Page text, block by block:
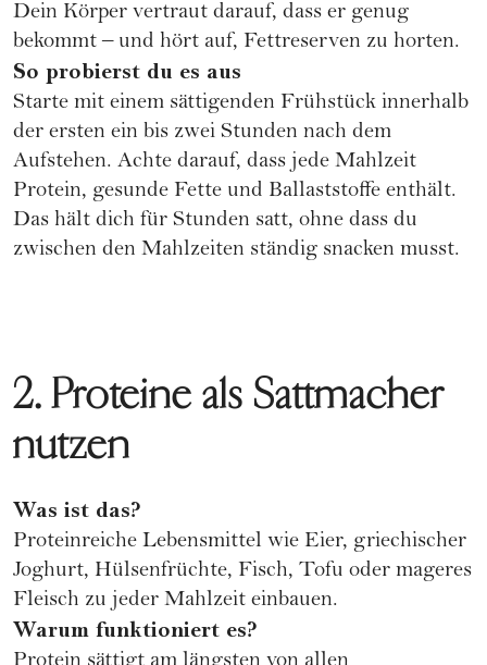
Dein Körper vertraut darauf, dass er genug
bekommt – und hört auf, Fettreserven zu horten.
So probierst du es aus
Starte mit einem sättigenden Frühstück innerhalb
der ersten ein bis zwei Stunden nach dem
Aufstehen. Achte darauf, dass jede Mahlzeit
Protein, gesunde Fette und Ballaststoffe enthält.
Das hält dich für Stunden satt, ohne dass du
zwischen den Mahlzeiten ständig snacken musst.
2. Proteine als Sattmacher
nutzen
Was ist das?
Proteinreiche Lebensmittel wie Eier, griechischer
Joghurt, Hülsenfrüchte, Fisch, Tofu oder mageres
Fleisch zu jeder Mahlzeit einbauen.
Warum funktioniert es?